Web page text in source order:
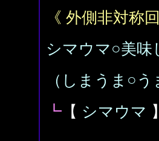
《 外側非対称
シマウマ○美味
（しまうま○う
┗ 【 シマウマ 】